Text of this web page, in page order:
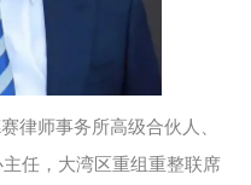
律师事务所高级合伙人、
任，大湾区重组重整联席